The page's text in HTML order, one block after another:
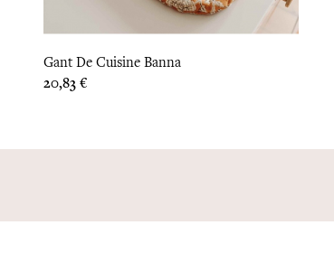
Gant De Cuisine Banna
Prix
20,83 €